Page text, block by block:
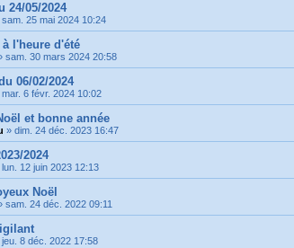
24/05/2024
sam. 25 mai 2024 10:24
à l'heure d'été
sam. 30 mars 2024 20:58
06/02/2024
mar. 6 févr. 2024 10:02
et bonne année
» dim. 24 déc. 2023 16:47
2024
lun. 12 juin 2023 12:13
Noël
sam. 24 déc. 2022 09:11
jeu. 8 déc. 2022 17:58